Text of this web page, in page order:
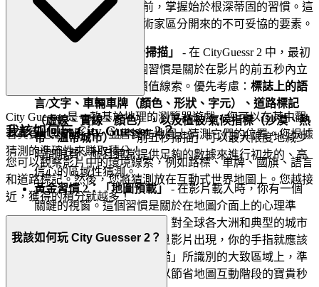
在我們深入研究進階操作之前，掌握始於根深蒂固的習慣。這
些是將休閒冒險者與地理戰術家區分開來的不可妥協的要素。
黃金習慣 1：「前五秒掃描」
- 在 CityGuessr 2 中，最初
的時刻是無價的。這個習慣是關於在影片的前五秒內立
即掃描最有可能的高價值線索。優先考慮： 標誌上的語
言/文字、車輛車牌（顏色、形狀、字元）、道路標記
（虛線、實線、顏色），以及植被/氣候指標（沙漠、熱
帶、溫帶城市）。「前五秒掃描」可以最大限度地減少
時間浪費，並且通常提供足夠的數據來進行初步的、高
信心的區域性猜測。
黃金習慣 2：「地圖預載」- 在影片載入時，你有一個
關鍵的視窗。這個習慣是關於在地圖介面上的心理準
備。甚至在看到影片之前，對全球各大洲和典型的城市
密度有個粗略的概念。一旦影片出現，你的手指就應該
懸停在由你的「前五秒掃描」所識別的大致區域上，準
備進行快速的微調。這可以節省地圖互動階段的寶貴秒
City Guesser 是一款基於地理的瀏覽器遊戲，您可以在其中觀
看真實地點的影片，並嘗試在地圖上猜測它們的位置。您根據
猜測的準確性來賺取積分！
我該如何玩 City Guesser 2？
您可以觀察影片中的環境線索，例如路標、車牌、國旗、語言
和道路標記。然後，您將猜測放在互動式世界地圖上。您越接
近，獲得的積分就越多！
我該如何玩 City Guesser 2？